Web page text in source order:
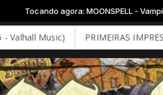
- Vampiria
PRIMEIRAS IMPRESSÕES: